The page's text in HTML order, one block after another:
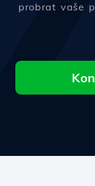
probrat vaše